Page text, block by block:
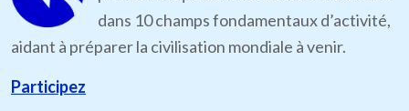
dans 10 champs fondamentaux d’activité,
aidant à préparer la civilisation mondiale à venir.
Participez